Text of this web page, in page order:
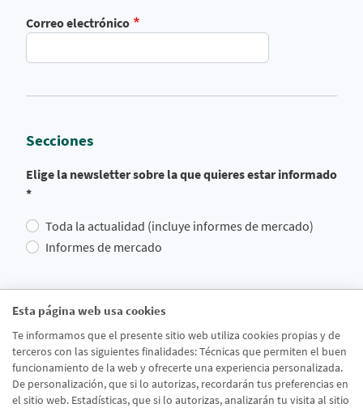
Esta página web usa cookies
Te informamos que el presente sitio web utiliza cookies propias y de
terceros con las siguientes finalidades: Técnicas que permiten el buen
funcionamiento de la web y ofrecerte una experiencia personalizada.
De personalización, que si lo autorizas, recordarán tus preferencias en
el sitio web. Estadísticas, que si lo autorizas, analizarán tu visita al sitio
Correo electrónico
Secciones
Elige la newsletter sobre la que quieres estar informado
*
Toda la actualidad (incluye informes de mercado)
Informes de mercado
He leído y acepto laPolítica de Protección de Datos
Usuarios Web